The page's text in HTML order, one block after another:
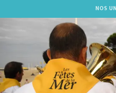
au
principal
NOS